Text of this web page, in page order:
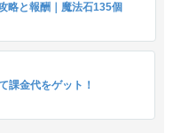
略と報酬｜魔法石135個
課金代をゲット！